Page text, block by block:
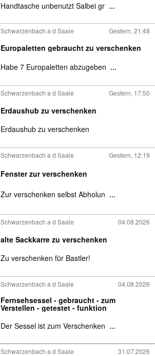
Handtasche unbenutzt Salbei gr ...
Schwarzenbach a d Saale Gestern, 21:48
Europaletten gebraucht zu verschenken
Habe 7 Europaletten abzugeben ...
Schwarzenbach a d Saale Gestern, 17:50
Erdaushub zu verschenken
Erdaushub zu verschenken
Schwarzenbach a d Saale Gestern, 12:19
Fenster zur verschenken
Zur verschenken selbst Abholun ...
Schwarzenbach a d Saale 04.08.2026
alte Sackkarre zu verschenken
Zu verschenken für Bastler!
Schwarzenbach a d Saale 04.08.2026
Fernsehsessel - gebraucht - zum
Verstellen - getestet - funktion
Der Sessel ist zum Verschenken ...
Schwarzenbach a d Saale 31.07.2026